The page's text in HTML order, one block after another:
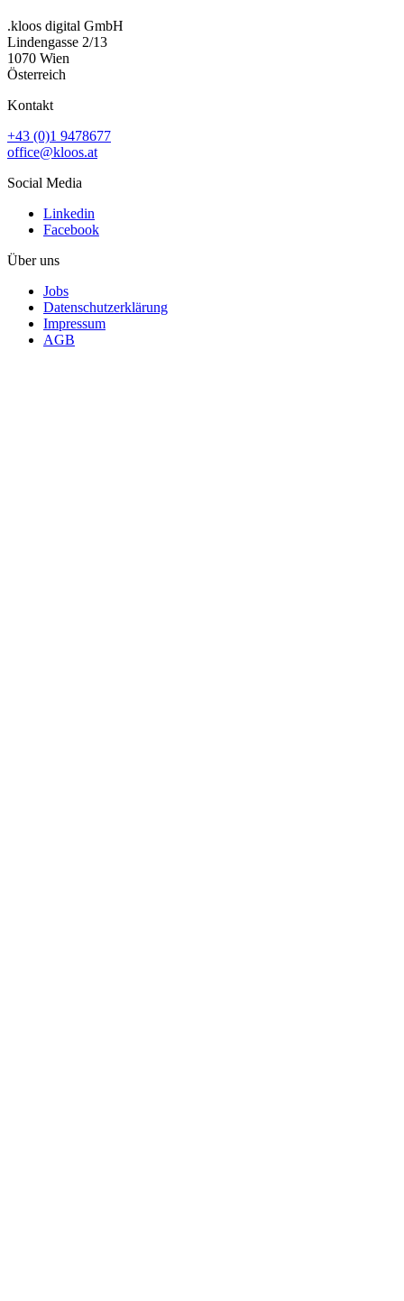
.kloos digital GmbH
Lindengasse 2/13
1070 Wien
Österreich
Kontakt
+43 (0)1 9478677
office@kloos.at
Social Media
Linkedin
Facebook
Über uns
Jobs
Datenschutzerklärung
Impressum
AGB